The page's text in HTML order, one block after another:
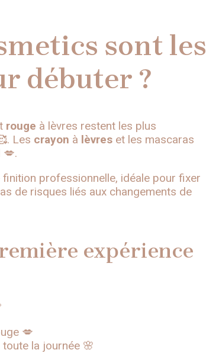
sont les
débuter ?
rouge à lèvres restent les plus
Les crayon à lèvres et les mascaras
professionnelle, idéale pour fixer
de risques liés aux changements de
expérience
💋
la journée 🌸